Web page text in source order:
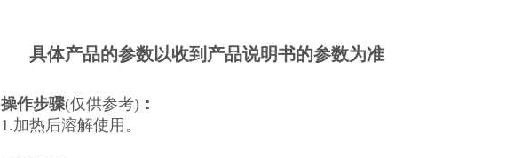
具体产品的参数以收到产品说明书的参数为准
操作步骤(仅供参考) ：
1.加热后溶解使用。